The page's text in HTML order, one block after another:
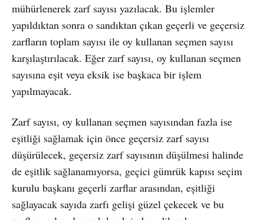
mühürlenerek zarf sayısı yazılacak. Bu işlemler
yapıldıktan sonra o sandıktan çıkan geçerli ve geçersiz
zarfların toplam sayısı ile oy kullanan seçmen sayısı
karşılaştırılacak. Eğer zarf sayısı, oy kullanan seçmen
sayısına eşit veya eksik ise başkaca bir işlem
yapılmayacak.
Zarf sayısı, oy kullanan seçmen sayısından fazla ise
eşitliği sağlamak için önce geçersiz zarf sayısı
düşürülecek, geçersiz zarf sayısının düşülmesi halinde
de eşitlik sağlanamıyorsa, geçici gümrük kapısı seçim
kurulu başkanı geçerli zarflar arasından, eşitliği
sağlayacak sayıda zarfı gelişi güzel çekecek ve bu